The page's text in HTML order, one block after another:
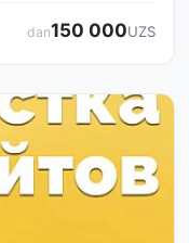
dan150 000UZS